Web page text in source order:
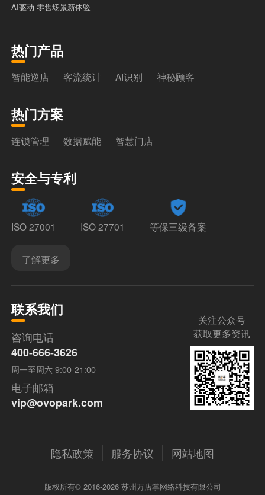
AI驱动 零售场景新体验
热门产品
智能巡店 客流统计 AI识别 神秘顾客
热门方案
连锁管理 数据赋能 智慧门店
安全与专利
ISO 27001 ISO 27701 等保三级备案
了解更多
联系我们
咨询电话
400-666-3626
周一至周六 9:00-21:00
电子邮箱
vip@ovopark.com
关注公众号
获取更多资讯
隐私政策 服务协议 网站地图
版权所有© 2016-2026 苏州万店掌网络科技有限公司